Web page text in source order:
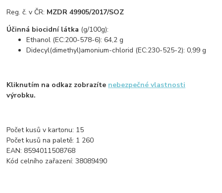
Reg. č. v ČR: MZDR 49905/2017/SOZ
Účinná biocidní látka (g/100g):
Ethanol (EC:200-578-6): 64,2 g
Didecyl(dimethyl)amonium-chlorid (EC:230-525-2): 0,99 g
Kliknutím na odkaz zobrazíte nebezpečné vlastnosti
výrobku.
Počet kusů v kartonu: 15
Počet kusů na paletě: 1 260
EAN: 8594011508768
Kód celního zařazení: 38089490